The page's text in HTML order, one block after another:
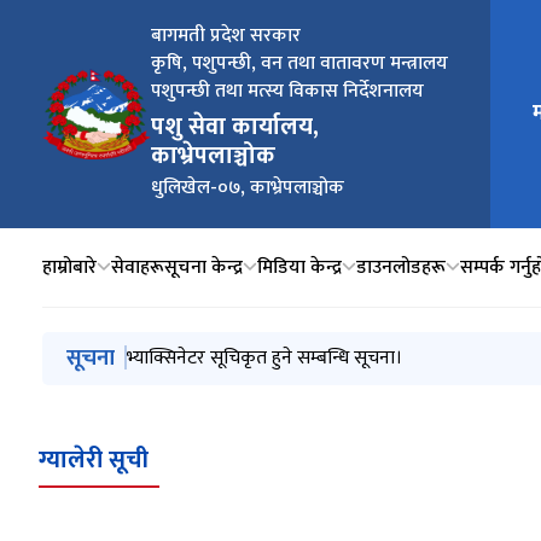
बागमती प्रदेश सरकार
कृषि, पशुपन्छी, वन तथा वातावरण मन्त्रालय
पशुपन्छी तथा मत्स्य विकास निर्देशनालय
पशु सेवा कार्यालय,
काभ्रेपलाञ्चोक
धुलिखेल-०७, काभ्रेपलाञ्चोक
मुख्य
हाम्रोबारे सेवाहरूसूचना केन्द्र मिडिया केन्द्र डाउनलोडहरू सम्पर्क
मुख्य नेभिगेसनमा जानुहोस्
सूचना आ.व. २०८३/८४ को लागि मौजुदा सूचिमा सूचिकृत हुने सम्बन्धमा
भ्याक्सिनेटर सूचिकृत हुने सम्बन्धि सूचना।
ग्यालेरी सूची